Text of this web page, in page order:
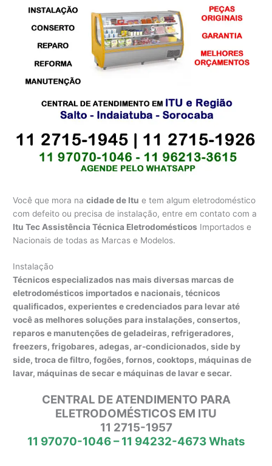
Você que mora nacidade de Itu e tem algum eletrodoméstico
com defeito ou precisa de instalação, entre em contato com a
Itu Tec Assistência Técnica Eletrodomésticos Importados e
Nacionais de todas as Marcas e Modelos.
Instalação
Técnicos especializados nas mais diversas marcas de
eletrodomésticos importados e nacionais, técnicos
qualificados, experientes e credenciados para levar até
você as melhores soluções para instalações, consertos,
reparos e manutenções de geladeiras, refrigeradores,
freezers, frigobares, adegas, ar-condicionados, side by
side, troca de filtro, fogões, fornos, cooktops, máquinas de
lavar, máquinas de secar e máquinas de lavar e secar.
CENTRAL DE ATENDIMENTO PARA
ELETRODOMÉSTICOS EM ITU
11 2715-1957
11 97070-1046 – 11 94232-4673 Whats